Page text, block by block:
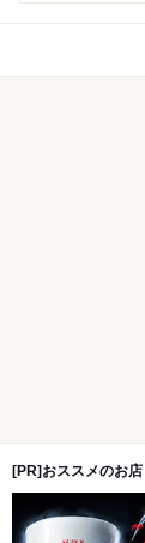
[PR]おススメのお